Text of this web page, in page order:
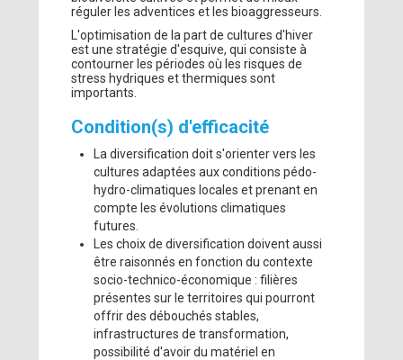
réguler les adventices et les bioaggresseurs.
L'optimisation de la part de cultures d'hiver
est une stratégie d'esquive, qui consiste à
contourner les périodes où les risques de
stress hydriques et thermiques sont
importants.
Condition(s) d'efficacité
La diversification doit s'orienter vers les
cultures adaptées aux conditions pédo-
hydro-climatiques locales et prenant en
compte les évolutions climatiques
futures.
Les choix de diversification doivent aussi
être raisonnés en fonction du contexte
socio-technico-économique : filières
présentes sur le territoires qui pourront
offrir des débouchés stables,
infrastructures de transformation,
possibilité d'avoir du matériel en